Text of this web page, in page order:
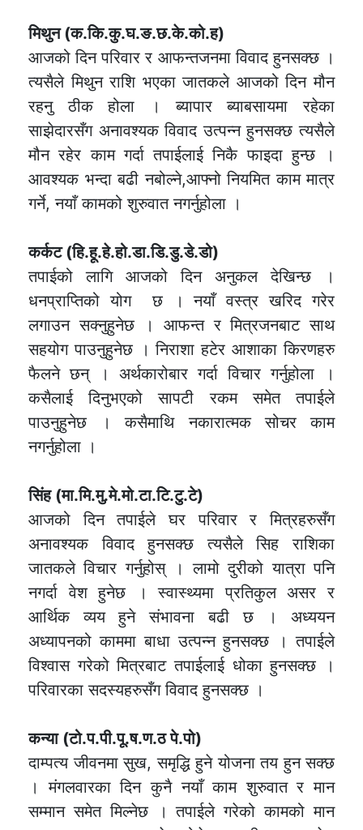
मिथुन (क.कि.कु.घ.ङ.छ.के.को.ह)
आजको दिन परिवार र आफन्तजनमा विवाद हुनसक्छ ।
त्यसैले मिथुन राशि भएका जातकले आजको दिन मौन
रहनु ठीक होला । ब्यापार ब्याबसायमा रहेका
साझेदारसँग अनावश्यक विवाद उत्पन्न हुनसक्छ त्यसैले
मौन रहेर काम गर्दा तपाईलाई निकै फाइदा हुन्छ ।
आवश्यक भन्दा बढी नबोल्ने,आफ्नो नियमित काम मात्र
गर्ने, नयाँ कामको शुरुवात नगर्नुहोला ।
कर्कट (हि.हू.हे.हो.डा.डि.डु.डे.डो)
तपाईको लागि आजको दिन अनुकल देखिन्छ ।
धनप्राप्तिको योग छ । नयाँ वस्त्र खरिद गरेर
लगाउन सक्नुहुनेछ । आफन्त र मित्रजनबाट साथ
सहयोग पाउनुहुनेछ । निराशा हटेर आशाका किरणहरु
फैलने छन् । अर्थकारोबार गर्दा विचार गर्नुहोला ।
कसैलाई दिनुभएको सापटी रकम समेत तपाईले
पाउनुहुनेछ । कसैमाथि नकारात्मक सोचर काम
नगर्नुहोला ।
सिंह (मा.मि.मु.मे.मो.टा.टि.टु.टे)
आजको दिन तपाईले घर परिवार र मित्रहरुसँग
अनावश्यक विवाद हुनसक्छ त्यसैले सिह राशिका
जातकले विचार गर्नुहोस् । लामो दुरीको यात्रा पनि
नगर्दा वेश हुनेछ । स्वास्थ्यमा प्रतिकुल असर र
आर्थिक व्यय हुने संभावना बढी छ । अध्ययन
अध्यापनको काममा बाधा उत्पन्न हुनसक्छ । तपाईले
विश्वास गरेको मित्रबाट तपाईलाई धोका हुनसक्छ ।
परिवारका सदस्यहरुसँग विवाद हुनसक्छ ।
कन्या (टो.प.पी.पू.ष.ण.ठ पे.पो)
दाम्पत्य जीवनमा सुख, समृद्धि हुने योजना तय हुन सक्छ
। मंगलवारका दिन कुनै नयाँ काम शुरुवात र मान
सम्मान समेत मिल्नेछ । तपाईले गरेको कामको मान